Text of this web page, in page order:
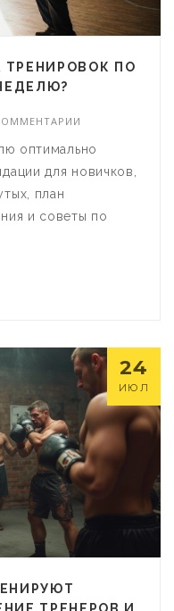
ТРЕНИРОВОК ПО
оптимально
для новичков,
план
и советы по
24
ИЮЛ